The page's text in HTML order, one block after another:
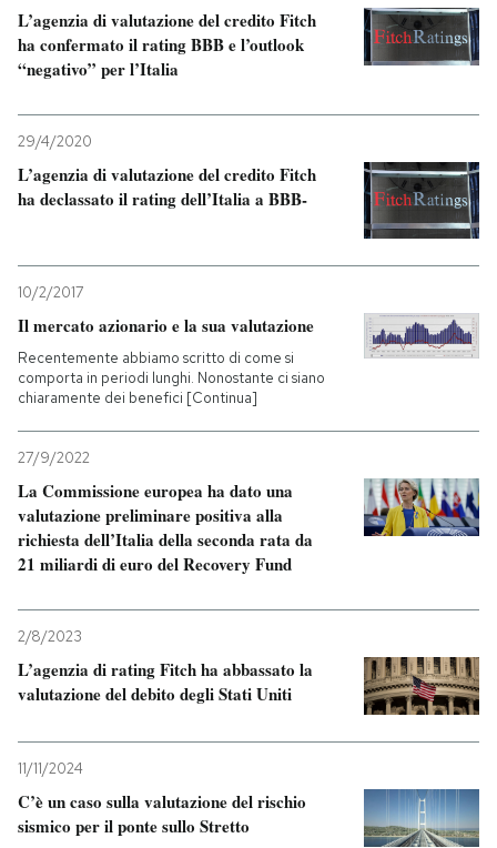
Entra
L’agenzia di valutazione del credito Fitch
ha confermato il rating BBB e l’outlook
“negativo” per l’Italia
29/4/2020
L’agenzia di valutazione del credito Fitch
ha declassato il rating dell’Italia a BBB-
10/2/2017
Il mercato azionario e la sua valutazione
Recentemente abbiamo scritto di come si
comporta in periodi lunghi. Nonostante ci siano
chiaramente dei benefici [Continua]
27/9/2022
La Commissione europea ha dato una
valutazione preliminare positiva alla
richiesta dell’Italia della seconda rata da
21 miliardi di euro del Recovery Fund
2/8/2023
L’agenzia di rating Fitch ha abbassato la
valutazione del debito degli Stati Uniti
11/11/2024
C’è un caso sulla valutazione del rischio
sismico per il ponte sullo Stretto